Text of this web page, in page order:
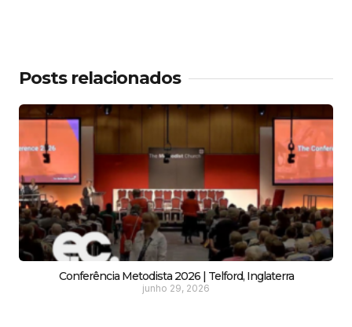
Posts relacionados
Conferência Metodista 2026 | Telford, Inglaterra
junho 29, 2026